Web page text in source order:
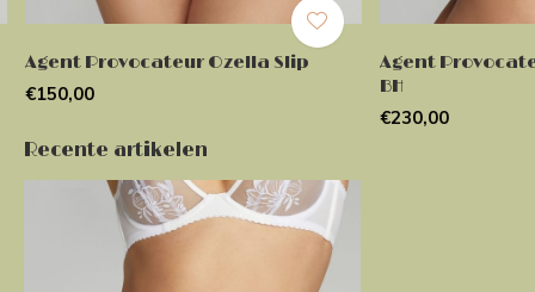
Agent Provocateur Ozella Slip
€150,00
Agent
BH
€230,00
Recente artikelen